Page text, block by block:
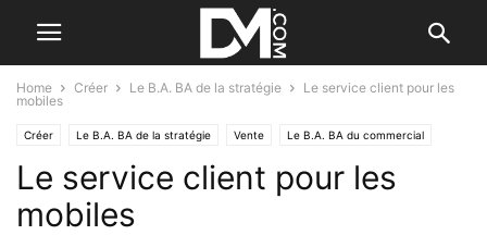
Home Créer Le B.A. BA de la stratégie
Le service client pour les
mobiles
Créer Le B.A. BA de la stratégie Vente Le B.A. BA du commercial
Le service client pour les
mobiles